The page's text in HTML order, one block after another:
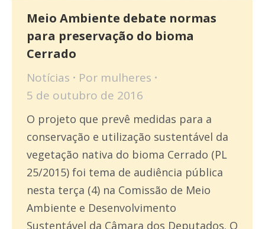
Meio Ambiente debate normas
para preservação do bioma
Cerrado
Notícias Por mulheres
5 de outubro de 2016
O projeto que prevê medidas para a
conservação e utilização sustentável da
vegetação nativa do bioma Cerrado (PL
25/2015) foi tema de audiência pública
nesta terça (4) na Comissão de Meio
Ambiente e Desenvolvimento
Sustentável da Câmara dos Deputados. O